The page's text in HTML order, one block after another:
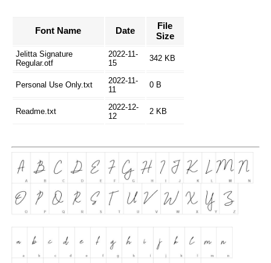
Font Name Date
File
Size
Jelitta Signature
Regular.otf
2022-11-
15
342 KB
Personal Use Only.txt
2022-11-
11
0 B
Readme.txt
2022-12-
12
2 KB